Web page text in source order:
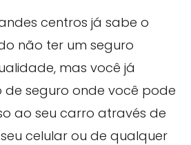
centros já sabe o
não ter um seguro
mas você já
de seguro onde você pode
ao seu carro através de
celular ou de qualquer